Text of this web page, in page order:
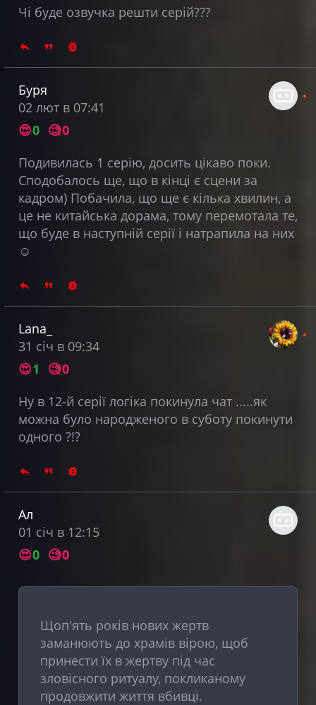
Чі буде озвучка решти серій???
Буря
02 лют в 07:41
😍0 🧐0
Подивилась 1 серію, досить цікаво поки.
Сподобалось ще, що в кінці є сцени за
кадром) Побачила, що ще є кілька хвилин, а
це не китайська дорама, тому перемотала те,
що буде в наступній серії і натрапила на них
☺️
Lana_
31 січ в 09:34
😍1 🧐0
Ну в 12-й серії логіка покинула чат .....як
можна було народженого в суботу покинути
одного ?!?
Ал
01 січ в 12:15
😍0 🧐0
Щоп'ять років нових жертв
заманюють до храмів вірою, щоб
принести їх в жертву під час
зловісного ритуалу, покликаному
продовжити життя вбивці.